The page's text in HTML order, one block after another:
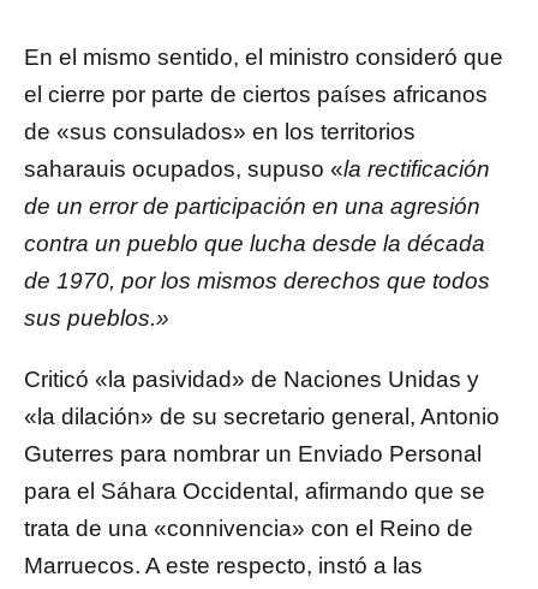
En el mismo sentido, el ministro consideró que
el cierre por parte de ciertos países africanos
de «sus consulados» en los territorios
saharauis ocupados, supuso «la rectificación
de un error de participación en una agresión
contra un pueblo que lucha desde la década
de 1970, por los mismos derechos que todos
sus pueblos.»
Criticó «la pasividad» de Naciones Unidas y
«la dilación» de su secretario general, Antonio
Guterres para nombrar un Enviado Personal
para el Sáhara Occidental, afirmando que se
trata de una «connivencia» con el Reino de
Marruecos. A este respecto, instó a las